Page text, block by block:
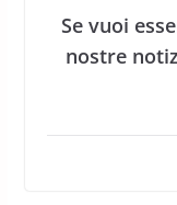
Se vuoi
nostre